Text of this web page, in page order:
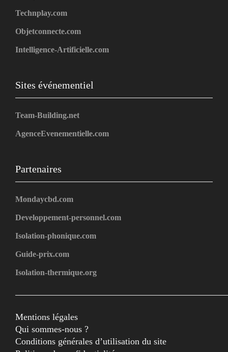
Technplay.com
Objetconnecte.com
Intelligence-Artificielle.com
Sites événementiel
Team-Building.net
AgenceEvenementielle.com
Partenaires
Mondaycbd.com
Developpement-personnel.com
Isolation-phonique.com
Guide-prix.com
Isolation-thermique.org
Mentions légales
Qui sommes-nous ?
Conditions générales d’utilisation du site